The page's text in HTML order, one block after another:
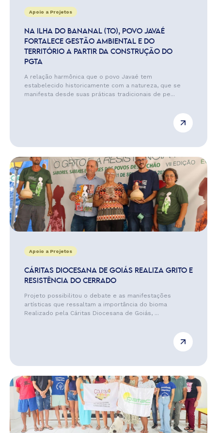
Apoio a Projetos
NA ILHA DO BANANAL (TO), POVO JAVAÉ
FORTALECE GESTÃO AMBIENTAL E DO
TERRITÓRIO A PARTIR DA CONSTRUÇÃO DO
PGTA
A relação harmônica que o povo Javaé tem
estabelecido historicamente com a natureza, que se
manifesta desde suas práticas tradicionais de pe...
Apoio a Projetos
CÁRITAS DIOCESANA DE GOIÁS REALIZA GRITO E
RESISTÊNCIA DO CERRADO
Projeto possibilitou o debate e as manifestações
artísticas que ressaltam a importância do bioma
Realizado pela Cáritas Diocesana de Goiás, ...